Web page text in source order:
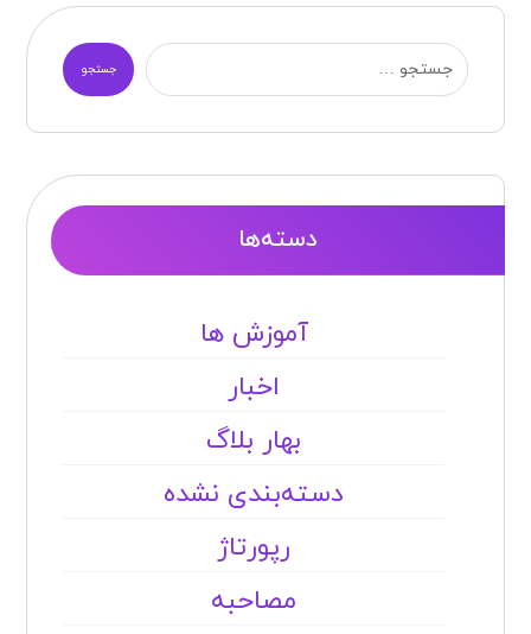
جستجو
دسته‌ها
آموزش ها
اخبار
بهار بلاگ
دسته‌بندی نشده
رپورتاژ
مصاحبه